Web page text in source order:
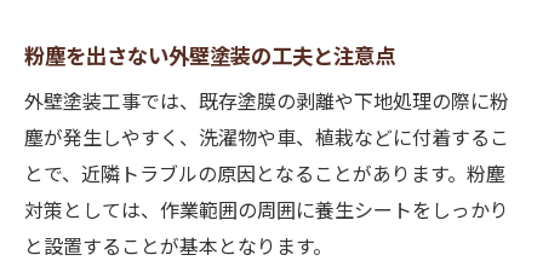
粉塵を出さない外壁塗装の工夫と注意点
外壁塗装工事では、既存塗膜の剥離や下地処理の際に粉
塵が発生しやすく、洗濯物や車、植栽などに付着するこ
とで、近隣トラブルの原因となることがあります。粉塵
対策としては、作業範囲の周囲に養生シートをしっかり
と設置することが基本となります。